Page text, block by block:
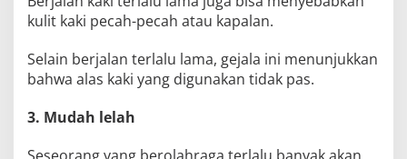
kulit kaki pecah-pecah atau kapalan.
Selain berjalan terlalu lama, gejala ini menunjukkan
bahwa alas kaki yang digunakan tidak pas.
3. Mudah lelah